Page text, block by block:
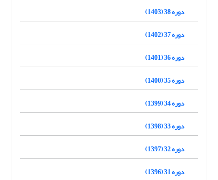
دوره 38 (1403)
دوره 37 (1402)
دوره 36 (1401)
دوره 35 (1400)
دوره 34 (1399)
دوره 33 (1398)
دوره 32 (1397)
دوره 31 (1396)